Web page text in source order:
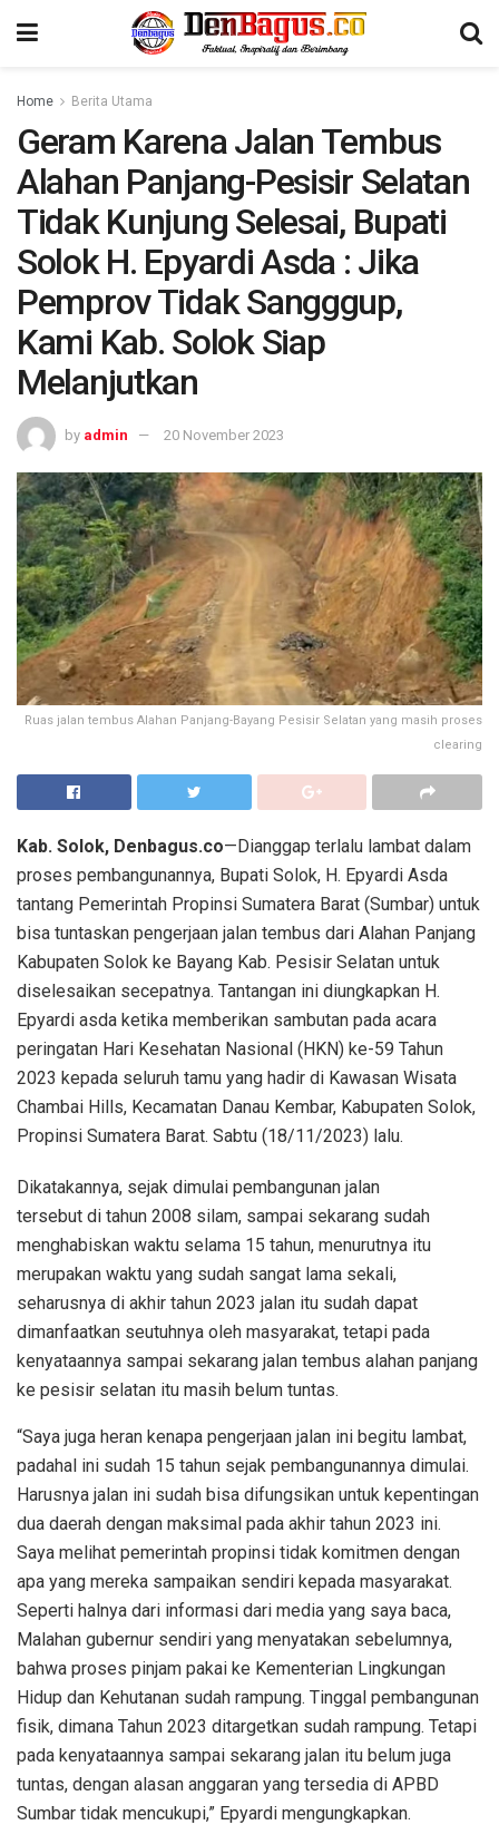
Home Berita Utama
Geram Karena Jalan Tembus
Alahan Panjang-Pesisir Selatan
Tidak Kunjung Selesai, Bupati
Solok H. Epyardi Asda : Jika
Pemprov Tidak Sangggup,
Kami Kab. Solok Siap
Melanjutkan
by admin 20 November 2023
Ruas jalan tembus Alahan Panjang-Bayang Pesisir Selatan yang masih proses
clearing
Kab. Solok, Denbagus.co—Dianggap terlalu lambat dalam
proses pembangunannya, Bupati Solok, H. Epyardi Asda
tantang Pemerintah Propinsi Sumatera Barat (Sumbar) untuk
bisa tuntaskan pengerjaan jalan tembus dari Alahan Panjang
Kabupaten Solok ke Bayang Kab. Pesisir Selatan untuk
diselesaikan secepatnya. Tantangan ini diungkapkan H.
Epyardi asda ketika memberikan sambutan pada acara
peringatan Hari Kesehatan Nasional (HKN) ke-59 Tahun
2023 kepada seluruh tamu yang hadir di Kawasan Wisata
Chambai Hills, Kecamatan Danau Kembar, Kabupaten Solok,
Propinsi Sumatera Barat. Sabtu (18/11/2023) lalu.
Dikatakannya, sejak dimulai pembangunan jalan
tersebut di tahun 2008 silam, sampai sekarang sudah
menghabiskan waktu selama 15 tahun, menurutnya itu
merupakan waktu yang sudah sangat lama sekali,
seharusnya di akhir tahun 2023 jalan itu sudah dapat
dimanfaatkan seutuhnya oleh masyarakat, tetapi pada
kenyataannya sampai sekarang jalan tembus alahan panjang
ke pesisir selatan itu masih belum tuntas.
“Saya juga heran kenapa pengerjaan jalan ini begitu lambat,
padahal ini sudah 15 tahun sejak pembangunannya dimulai.
Harusnya jalan ini sudah bisa difungsikan untuk kepentingan
dua daerah dengan maksimal pada akhir tahun 2023 ini.
Saya melihat pemerintah propinsi tidak komitmen dengan
apa yang mereka sampaikan sendiri kepada masyarakat.
Seperti halnya dari informasi dari media yang saya baca,
Malahan gubernur sendiri yang menyatakan sebelumnya,
bahwa proses pinjam pakai ke Kementerian Lingkungan
Hidup dan Kehutanan sudah rampung. Tinggal pembangunan
fisik, dimana Tahun 2023 ditargetkan sudah rampung. Tetapi
pada kenyataannya sampai sekarang jalan itu belum juga
tuntas, dengan alasan anggaran yang tersedia di APBD
Sumbar tidak mencukupi,” Epyardi mengungkapkan.